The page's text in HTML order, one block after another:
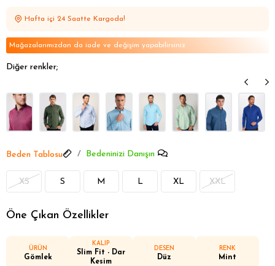
4 Mevsim Gömleklerde Öne Çıkanlar
Hafta içi 24 Saatte Kargoda!
Mağazalarımızdan da iade ve değişim yapabilirsiniz
Diğer renkler;
Beden Tablosu Bedeninizi Danışın
XS S M L XL XXL
Öne Çıkan Özellikler
ÜRÜN
Gömlek
KALIP
Slim Fit - Dar
Kesim
DESEN
Düz
RENK
Mint